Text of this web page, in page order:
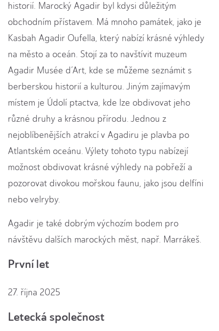
historií. Marocký Agadir byl kdysi důležitým
obchodním přístavem. Má mnoho památek, jako je
Kasbah Agadir Oufella, který nabízí krásné výhledy
na město a oceán. Stojí za to navštívit muzeum
Agadir Musée d’Art, kde se můžeme seznámit s
berberskou historií a kulturou. Jiným zajímavým
místem je Údolí ptactva, kde lze obdivovat jeho
různé druhy a krásnou přírodu. Jednou z
nejoblíbenějších atrakcí v Agadiru je plavba po
Atlantském oceánu. Výlety tohoto typu nabízejí
možnost obdivovat krásné výhledy na pobřeží a
pozorovat divokou mořskou faunu, jako jsou delfíni
nebo velryby.
Agadir je také dobrým výchozím bodem pro
návštěvu dalších marockých měst, např. Marrákeš.
První let
27. října 2025
Letecká společnost